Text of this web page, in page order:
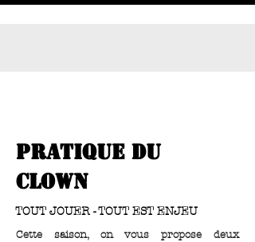
PRATIQuE Du
clown
TOUT JOUER - TOUT EST ENJEU
Cette saison, on vous propose deux